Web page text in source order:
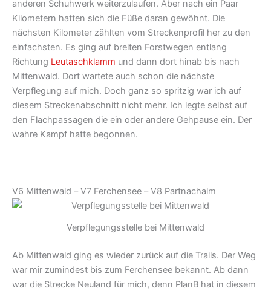
anderen Schuhwerk weiterzulaufen. Aber nach ein Paar
Kilometern hatten sich die Füße daran gewöhnt. Die
nächsten Kilometer zählten vom Streckenprofil her zu den
einfachsten. Es ging auf breiten Forstwegen entlang
Richtung Leutaschklamm und dann dort hinab bis nach
Mittenwald. Dort wartete auch schon die nächste
Verpflegung auf mich. Doch ganz so spritzig war ich auf
diesem Streckenabschnitt nicht mehr. Ich legte selbst auf
den Flachpassagen die ein oder andere Gehpause ein. Der
wahre Kampf hatte begonnen.
V6 Mittenwald – V7 Ferchensee – V8 Partnachalm
Verpflegungsstelle bei Mittenwald
Ab Mittenwald ging es wieder zurück auf die Trails. Der Weg
war mir zumindest bis zum Ferchensee bekannt. Ab dann
war die Strecke Neuland für mich, denn PlanB hat in diesem